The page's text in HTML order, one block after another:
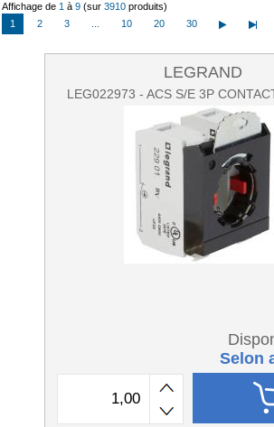
Affichage de 1 à 9 (sur 3910 produits)
1
2 3 10 20 30
LEGRAND
LEG022973 - ACS S/E 3P
Selon